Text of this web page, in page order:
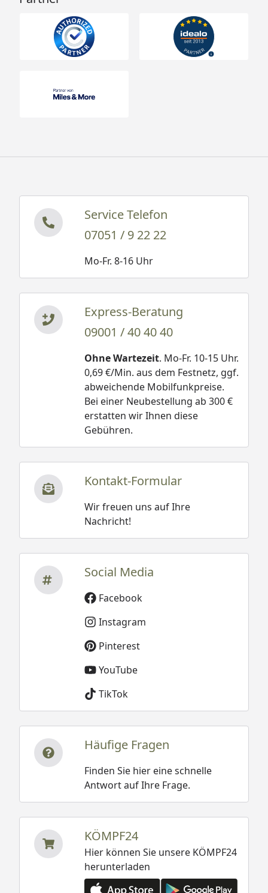
Service Telefon
07051 / 9 22 22
Mo-Fr. 8-16 Uhr
Express-Beratung
09001 / 40 40 40
Ohne Wartezeit. Mo-Fr. 10-15 Uhr.
0,69 €/Min. aus dem Festnetz, ggf.
abweichende Mobilfunkpreise.
Bei einer Neubestellung ab 300 €
erstatten wir Ihnen diese
Gebühren.
Kontakt-Formular
Wir freuen uns auf Ihre
Nachricht!
Social Media
Facebook
Instagram
Pinterest
YouTube
TikTok
Häufige Fragen
Finden Sie hier eine schnelle
Antwort auf Ihre Frage.
KÖMPF24
Hier können Sie unsere KÖMPF24
herunterladen